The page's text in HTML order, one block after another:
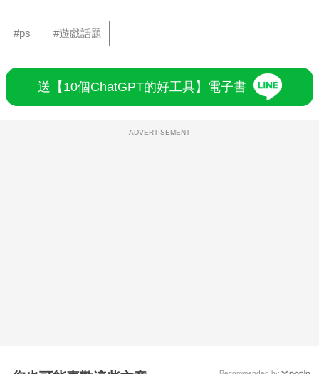
#ps #遊戲話題
送【10個ChatGPT的好工具】電子書
ADVERTISEMENT